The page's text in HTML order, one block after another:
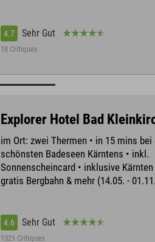
4.7 Sehr Gut
18 Critiques
Explorer Hotel Bad
im Ort: zwei Thermen • in 15 mins bei
schönsten Badeseen Kärntens • inkl.
Sonnenscheincard • inklusive
gratis Bergbahn & mehr (14.05. -
4.6 Sehr Gut
1321 Critiques